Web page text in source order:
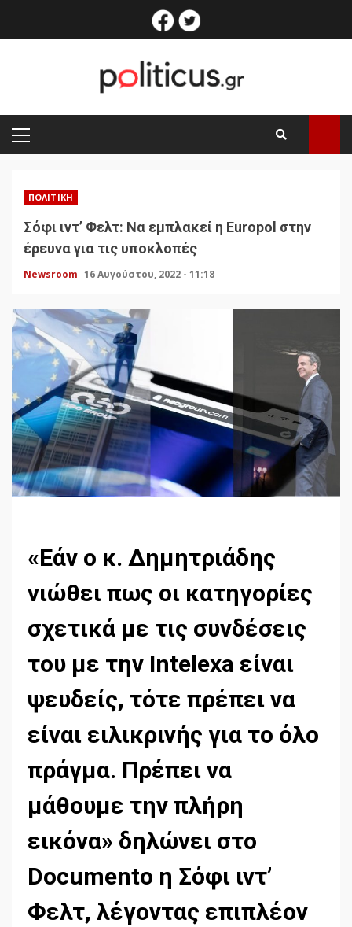
facebook
PRIMARY
MENU
ΠΟΛΙΤΙΚΉ
Σόφι ιντ’ Φελτ: Να εμπλακεί η Europol στην
έρευνα για τις υποκλοπές
Newsroom 16 Αυγούστου, 2022 - 11:18
«Εάν ο κ. ∆ηµητριάδης
νιώθει πως οι κατηγορίες
σχετικά µε τις συνδέσεις
του µε την Intelexa είναι
ψευδείς, τότε πρέπει να
είναι ειλικρινής για το όλο
πράγµα. Πρέπει να
µάθουµε την πλήρη
εικόνα» δηλώνει στο
Documento η Σόφι ιντ’
Φελτ, λέγοντας επιπλέον